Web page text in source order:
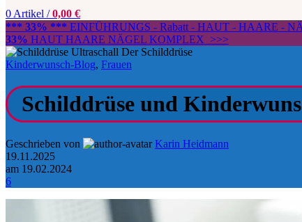
0 Artikel / 0,00 €
*** 33% *** EINFÜHRUNGS - Rabatt - HAUT - HAARE -
33% HAUT HAARE NÄGEL KOMPLEX >>>
Kinderwunsch-Blog, Frauen
Schilddrüse und
Geschrieben von
Karin Heidmann
19.11.2025
am 19.02.2024
6